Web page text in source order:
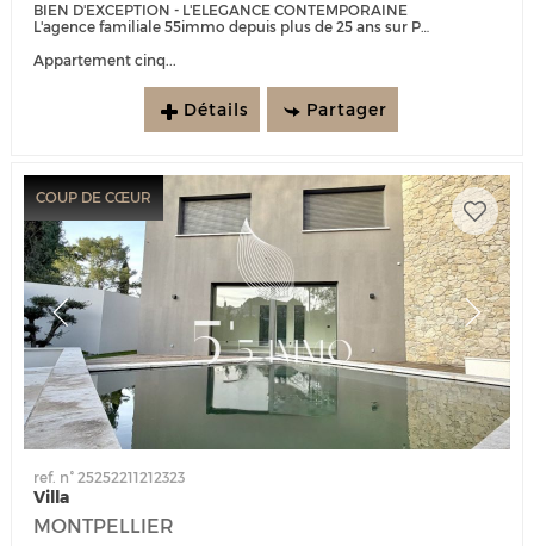
BIEN D'EXCEPTION - L'ELEGANCE CONTEMPORAINE
L'agence familiale 55immo depuis plus de 25 ans sur Port Marianne est heureuse de vous présenter :
Appartement cinq...
Détails Partager
COUP DE CŒUR
ref. n° 25252211212323
Villa
MONTPELLIER